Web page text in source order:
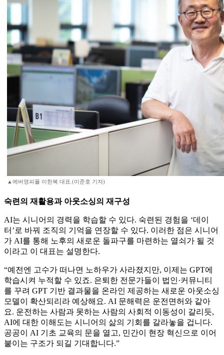
▲에버영피플 이한복 대표.(이준호 기자)
숙련의 재활용과 아웃소싱의 재구성
AI는 시니어의 경력을 학습할 수 있다. 숙련된 경험을 ‘데이
터’로 바꿔 조직의 기억을 연장할 수 있다. 이러한 점은 시니어
가 AI를 통해 노후의 새로운 돌파구를 마련하는 열쇠가 될 것
이라고 이 대표는 설명한다.
“예전엔 고수가 떠나면 노하우가 사라졌지만, 이제는 GPT에
학습시켜 누적할 수 있죠. 은퇴한 전문가들이 법인·커뮤니티
를 꾸려 GPT 기반 결과물을 온라인 제공하는 새로운 아웃소싱
모델이 확산되리라 예상해요. AI 문해력은 운전면허와 같아
요. 운전하는 사람과 못하는 사람의 사회적 이동성이 갈리듯,
AI에 대한 이해도는 시니어의 삶의 기회를 갈라놓을 겁니다.
공공이 AI 기초 교육의 문을 열고, 민간이 현장 혁신으로 이어
붙이는 구조가 되길 기대합니다.”